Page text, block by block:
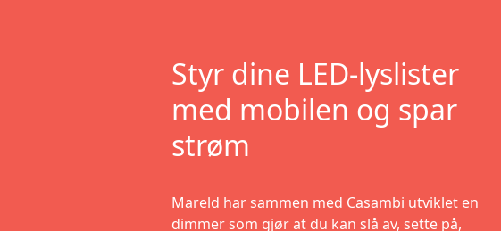
Styr dine LED-lyslister
med mobilen og spar
strøm
Mareld har sammen med Casambi utviklet en
dimmer som gjør at du kan slå av, sette på,